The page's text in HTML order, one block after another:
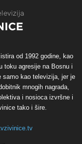
od 1992 godine, kao
toku agresije na Bosnu i
samo kao televizija, jer je
mnogih nagrada,
i nosioca izvršne i
tako i šire.